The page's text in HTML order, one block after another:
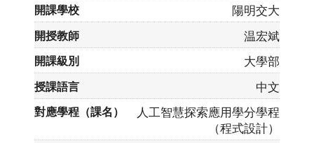
陽明交大
温宏斌
大學部
中文
人工智慧探索應用學分學程
（程式設計）